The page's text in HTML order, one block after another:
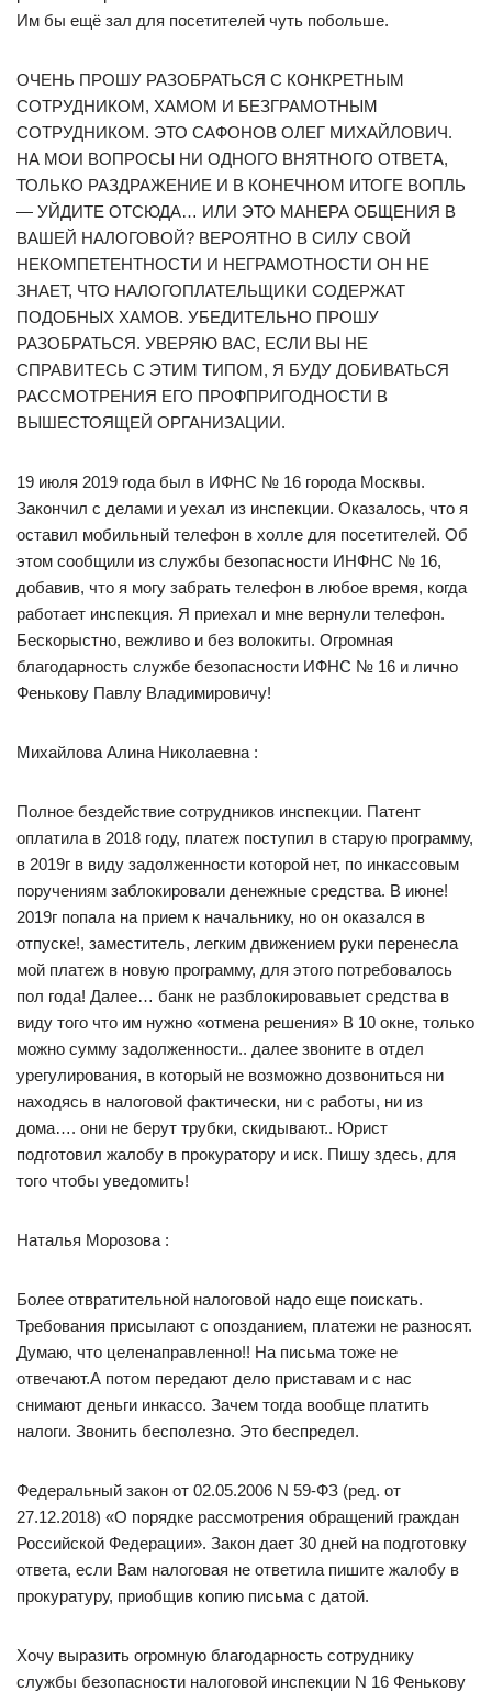
Им бы ещё зал для посетителей чуть побольше.
ОЧЕНЬ ПРОШУ РАЗОБРАТЬСЯ С КОНКРЕТНЫМ
СОТРУДНИКОМ, ХАМОМ И БЕЗГРАМОТНЫМ
СОТРУДНИКОМ. ЭТО САФОНОВ ОЛЕГ МИХАЙЛОВИЧ.
НА МОИ ВОПРОСЫ НИ ОДНОГО ВНЯТНОГО ОТВЕТА,
ТОЛЬКО РАЗДРАЖЕНИЕ И В КОНЕЧНОМ ИТОГЕ ВОПЛЬ
— УЙДИТЕ ОТСЮДА… ИЛИ ЭТО МАНЕРА ОБЩЕНИЯ В
ВАШЕЙ НАЛОГОВОЙ? ВЕРОЯТНО В СИЛУ СВОЙ
НЕКОМПЕТЕНТНОСТИ И НЕГРАМОТНОСТИ ОН НЕ
ЗНАЕТ, ЧТО НАЛОГОПЛАТЕЛЬЩИКИ СОДЕРЖАТ
ПОДОБНЫХ ХАМОВ. УБЕДИТЕЛЬНО ПРОШУ
РАЗОБРАТЬСЯ. УВЕРЯЮ ВАС, ЕСЛИ ВЫ НЕ
СПРАВИТЕСЬ С ЭТИМ ТИПОМ, Я БУДУ ДОБИВАТЬСЯ
РАССМОТРЕНИЯ ЕГО ПРОФПРИГОДНОСТИ В
ВЫШЕСТОЯЩЕЙ ОРГАНИЗАЦИИ.
19 июля 2019 года был в ИФНС № 16 города Москвы.
Закончил с делами и уехал из инспекции. Оказалось, что я
оставил мобильный телефон в холле для посетителей. Об
этом сообщили из службы безопасности ИНФНС № 16,
добавив, что я могу забрать телефон в любое время, когда
работает инспекция. Я приехал и мне вернули телефон.
Бескорыстно, вежливо и без волокиты. Огромная
благодарность службе безопасности ИФНС № 16 и лично
Фенькову Павлу Владимировичу!
Михайлова Алина Николаевна :
Полное бездействие сотрудников инспекции. Патент
оплатила в 2018 году, платеж поступил в старую программу,
в 2019г в виду задолженности которой нет, по инкассовым
поручениям заблокировали денежные средства. В июне!
2019г попала на прием к начальнику, но он оказался в
отпуске!, заместитель, легким движением руки перенесла
мой платеж в новую программу, для этого потребовалось
пол года! Далее… банк не разблокировавыет средства в
виду того что им нужно «отмена решения» В 10 окне, только
можно сумму задолженности.. далее звоните в отдел
урегулирования, в который не возможно дозвониться ни
находясь в налоговой фактически, ни с работы, ни из
дома…. они не берут трубки, скидывают.. Юрист
подготовил жалобу в прокуратору и иск. Пишу здесь, для
того чтобы уведомить!
Наталья Морозова :
Более отвратительной налоговой надо еще поискать.
Требования присылают с опозданием, платежи не разносят.
Думаю, что целенаправленно!! На письма тоже не
отвечают.А потом передают дело приставам и с нас
снимают деньги инкассо. Зачем тогда вообще платить
налоги. Звонить бесполезно. Это беспредел.
Федеральный закон от 02.05.2006 N 59-ФЗ (ред. от
27.12.2018) «О порядке рассмотрения обращений граждан
Российской Федерации». Закон дает 30 дней на подготовку
ответа, если Вам налоговая не ответила пишите жалобу в
прокуратуру, приобщив копию письма с датой.
Хочу выразить огромную благодарность сотруднику
службы безопасности налоговой инспекции N 16 Фенькову